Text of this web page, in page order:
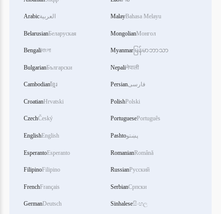
Arabicالعربية
BelarusianБеларуская
Bengaliবাংলা
BulgarianБългарски
Cambodianខ្មែរ
CroatianHrvatski
CzechČeský
EnglishEnglish
EsperantoEsperanto
FilipinoFilipino
FrenchFrançais
GermanDeutsch
MalayBahasa Melayu
MongolianМонгол
Myanmar မြန်မာဘာသာ
Nepaliनेपाली
Persianفارسی
PolishPolski
PortuguesePortuguês
Pashtoپښتو
RomanianRomână
RussianРусский
SerbianСрпски
Sinhaleseසිංහල